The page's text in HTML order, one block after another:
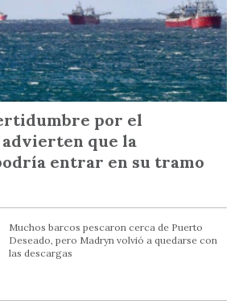
por el
que la
entrar en su tramo
Muchos barcos pescaron cerca de Puerto
Deseado, pero Madryn volvió a quedarse con
las descargas